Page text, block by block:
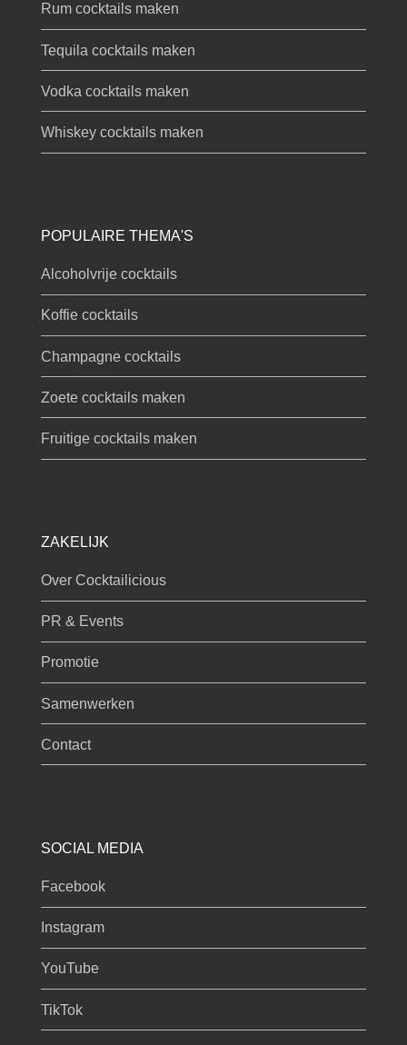
Rum cocktails maken
Tequila cocktails maken
Vodka cocktails maken
Whiskey cocktails maken
POPULAIRE THEMA'S
Alcoholvrije cocktails
Koffie cocktails
Champagne cocktails
Zoete cocktails maken
Fruitige cocktails maken
ZAKELIJK
Over Cocktailicious
PR & Events
Promotie
Samenwerken
Contact
SOCIAL MEDIA
Facebook
Instagram
YouTube
TikTok